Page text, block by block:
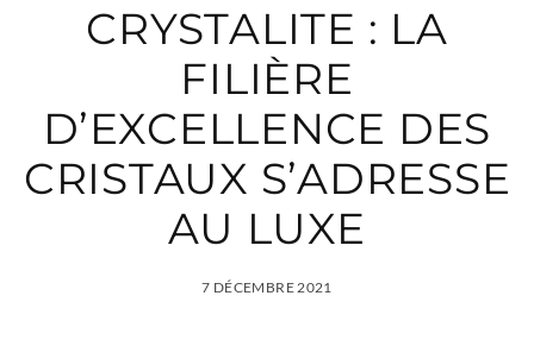
CRYSTALITE : LA
FILIÈRE
D’EXCELLENCE DES
CRISTAUX S’ADRESSE
AU LUXE
7 DÉCEMBRE 2021